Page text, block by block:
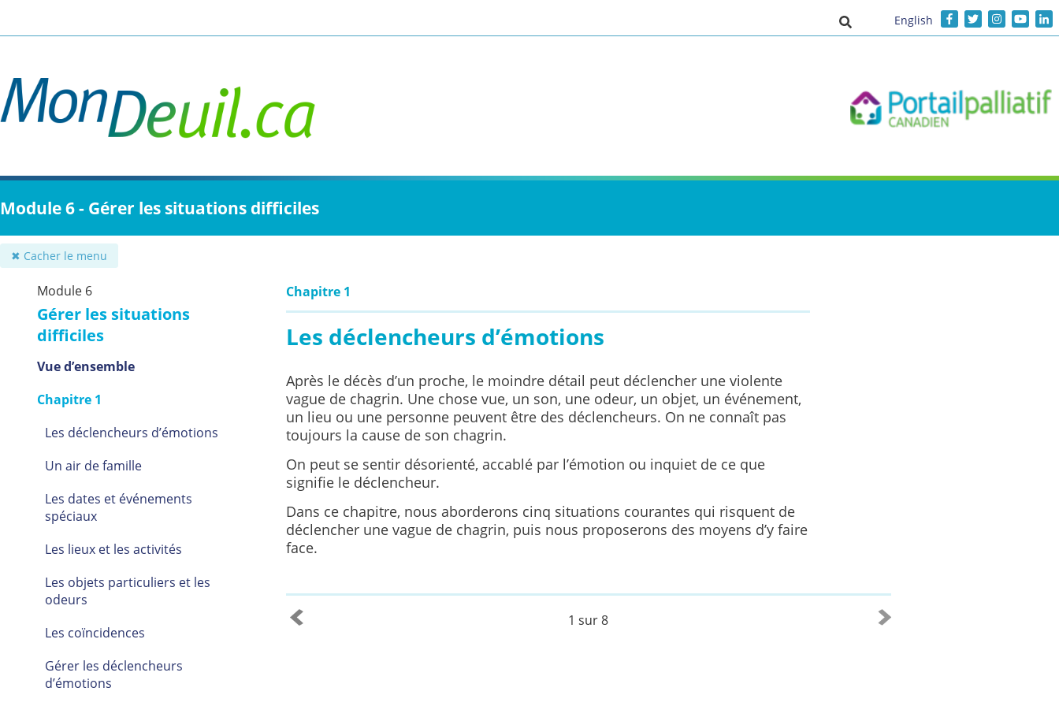
contenu
Activer/désactiver la saisie de
English
Module 6 - Gérer les situations difficiles
✖ Cacher le menu
Module 6
Gérer les situations
difficiles
Vue d’ensemble
Chapitre 1
Les déclencheurs d’émotions
Un air de famille
Les dates et événements
spéciaux
Les lieux et les activités
Les objets particuliers et les
odeurs
Les coïncidences
Gérer les déclencheurs
d’émotions
Chapitre 1
Les déclencheurs d’émotions
Après le décès d’un proche, le moindre détail peut déclencher une violente
vague de chagrin. Une chose vue, un son, une odeur, un objet, un événement,
un lieu ou une personne peuvent être des déclencheurs. On ne connaît pas
toujours la cause de son chagrin.
On peut se sentir désorienté, accablé par l’émotion ou inquiet de ce que
signifie le déclencheur.
Dans ce chapitre, nous aborderons cinq situations courantes qui risquent de
déclencher une vague de chagrin, puis nous proposerons des moyens d’y faire
face.
1 sur 8